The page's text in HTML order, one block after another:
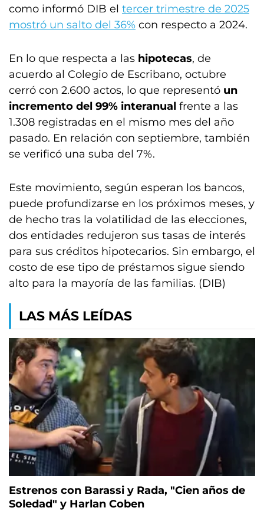
como informó DIB el tercer trimestre de 2025
mostró un salto del 36% con respecto a 2024.
En lo que respecta a las hipotecas, de
acuerdo al Colegio de Escribano, octubre
cerró con 2.600 actos, lo que representó un
incremento del 99% interanual frente a las
1.308 registradas en el mismo mes del año
pasado. En relación con septiembre, también
se verificó una suba del 7%.
Este movimiento, según esperan los bancos,
puede profundizarse en los próximos meses, y
de hecho tras la volatilidad de las elecciones,
dos entidades redujeron sus tasas de interés
para sus créditos hipotecarios. Sin embargo, el
costo de ese tipo de préstamos sigue siendo
alto para la mayoría de las familias. (DIB)
LAS MÁS LEÍDAS
Estrenos con Barassi y Rada, "Cien años de
Soledad" y Harlan Coben